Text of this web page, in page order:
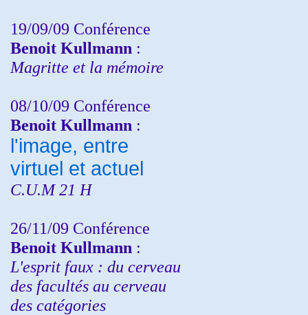
19/09/09 Conférence
Benoit Kullmann :
Magritte et la mémoire
08/10/09 Conférence
Benoit Kullmann :
l'image, entre
virtuel et actuel
C.U.M 21 H
26/11/09 Conférence
Benoit Kullmann :
L'esprit faux : du cerveau
des facultés au cerveau
des catégories